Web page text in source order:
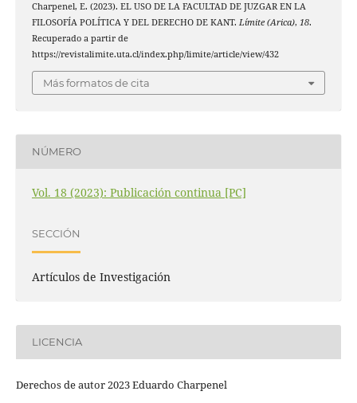
Charpenel, E. (2023). EL USO DE LA FACULTAD DE JUZGAR EN LA
FILOSOFÍA POLÍTICA Y DEL DERECHO DE KANT. Límite (Arica), 18.
Recuperado a partir de
https://revistalimite.uta.cl/index.php/limite/article/view/432
Más formatos de cita
NÚMERO
Vol. 18 (2023): Publicación continua [PC]
SECCIÓN
Artículos de Investigación
LICENCIA
Derechos de autor 2023 Eduardo Charpenel